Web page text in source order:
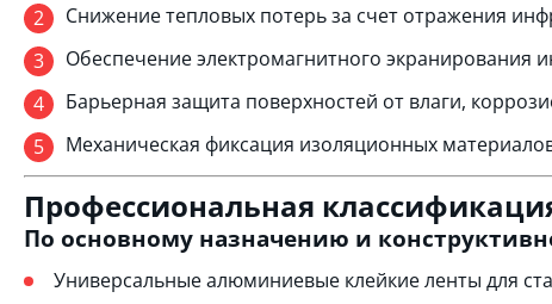
Снижение тепловых потерь за счет отражения
Обеспечение электромагнитного экранирования
Барьерная защита поверхностей от влаги,
Механическая фиксация изоляционных
Профессиональная
По основному назначению и
Универсальные алюминиевые клейкие ленты для